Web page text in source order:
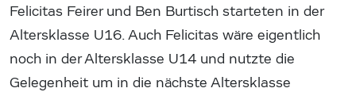
Felicitas Feirer und Ben Burtisch starteten in der
Altersklasse U16. Auch Felicitas wäre eigentlich
noch in der Altersklasse U14 und nutzte die
Gelegenheit um in die nächste Altersklasse